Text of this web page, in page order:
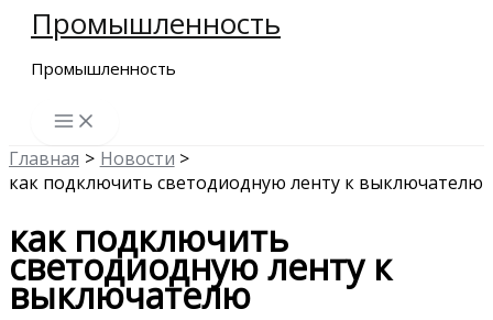
Перейти
содержимому
Промышленность
Промышленность
Главная
Новости
как подключить светодиодную ленту к выключателю
как подключить
светодиодную ленту к
выключателю